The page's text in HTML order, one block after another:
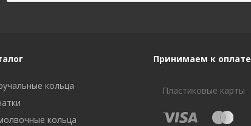
кольца
кольца
Принимаем к оплате
Пластиковые карты